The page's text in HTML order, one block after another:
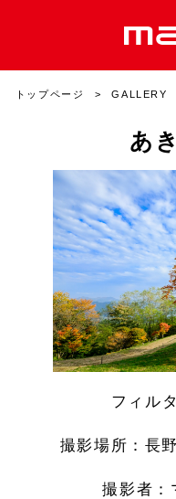
トップページ GALLERY
あ
フィル
撮影場所：長
撮影者